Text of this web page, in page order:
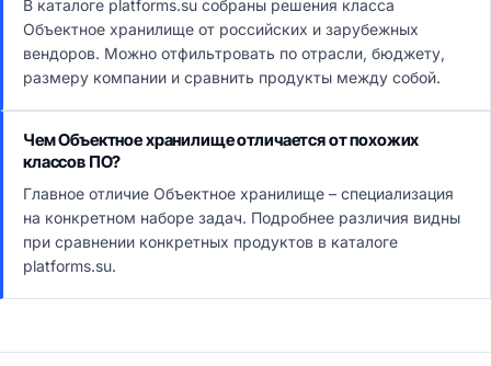
В каталоге platforms.su собраны решения класса
Объектное хранилище от российских и зарубежных
вендоров. Можно отфильтровать по отрасли, бюджету,
размеру компании и сравнить продукты между собой.
Чем Объектное хранилище отличается от похожих
классов ПО?
Главное отличие Объектное хранилище – специализация
на конкретном наборе задач. Подробнее различия видны
при сравнении конкретных продуктов в каталоге
platforms.su.